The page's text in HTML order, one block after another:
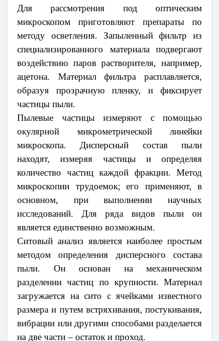
Для рассмотрения под оптическим
микроскопом приготовляют препараты по
методу осветления. Запыленный фильтр из
специализированного материала подвергают
воздействию паров растворителя, например,
ацетона. Материал фильтра расплавляется,
образуя прозрачную пленку, и фиксирует
частицы пыли.
Пылевые частицы измеряют с помощью
окулярной микрометрической линейки
микроскопа. Дисперсный состав пыли
находят, измеряя частицы и определяя
количество частиц каждой фракции. Метод
микроскопии трудоемок; его применяют, в
основном, при выполнении научных
исследований. Для ряда видов пыли он
является единственно возможным.
Ситовый анализ является наиболее простым
методом определения дисперсного состава
пыли. Он основан на механическом
разделении частиц по крупности. Материал
загружается на сито с ячейками известного
размера и путем встряхивания, постукивания,
вибрации или другими способами разделается
на две части – остаток и проход.